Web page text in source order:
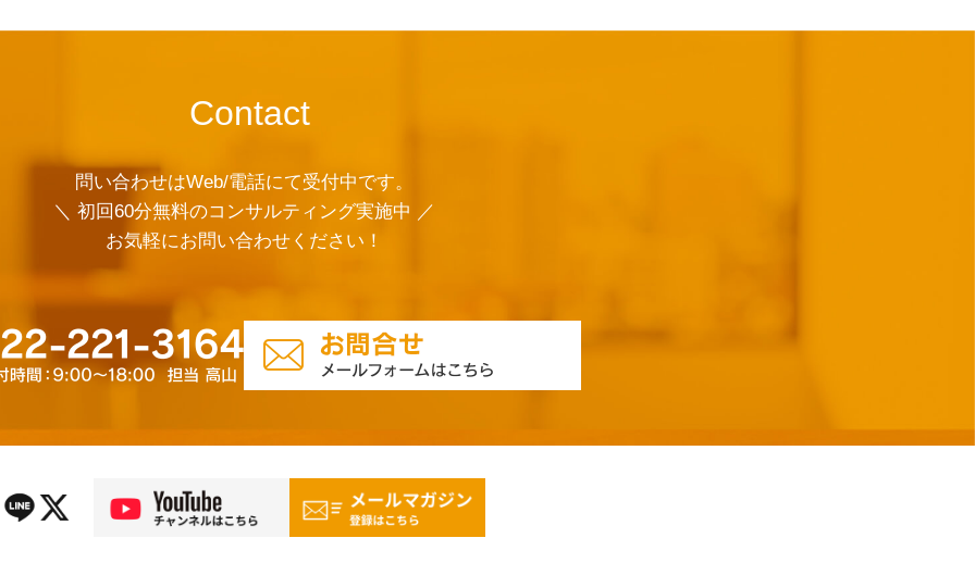
Contact
問い合わせはWeb/電話にて受付中です。
＼ 初回60分無料のコンサルティング実施中 ／
お気軽にお問い合わせください！